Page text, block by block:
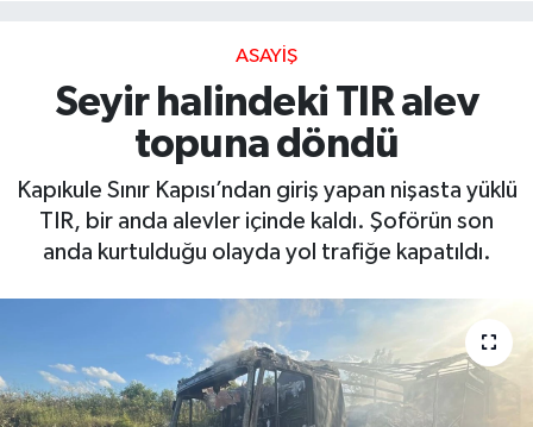
ASAYIŞ
Seyir halindeki TIR alev
topuna döndü
Kapıkule Sınır Kapısı’ndan giriş yapan nişasta yüklü
TIR, bir anda alevler içinde kaldı. Şoförün son
anda kurtulduğu olayda yol trafiğe kapatıldı.
Ekonomi
Güncel
Kültür Sanat
Magazin
Süper Lig Puan Durumu ve Fikstür
Tüm Manşetler
Son Dakika Haberleri
Haber Arşivi